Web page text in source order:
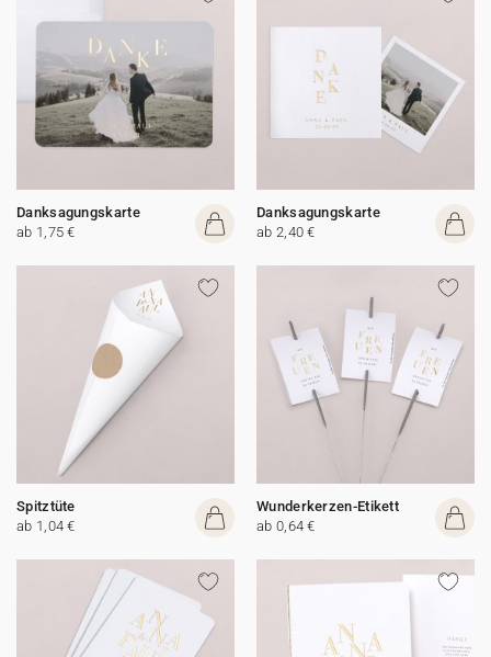
Danksagungskarte
ab 1,75 €
Danksagungskarte
ab 2,40 €
Spitztüte
ab 1,04 €
Wunderkerzen-Etikett
ab 0,64 €